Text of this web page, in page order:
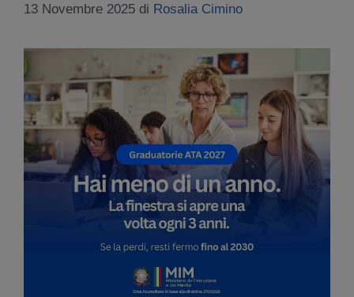
13 Novembre 2025 di Rosalia Cimino